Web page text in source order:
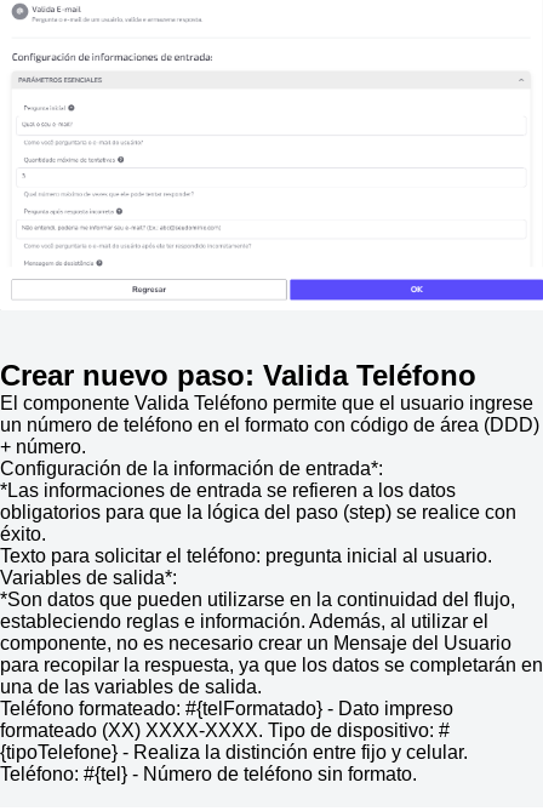
Crear nuevo paso: Valida Teléfono
El componente Valida Teléfono permite que el usuario ingrese
un número de teléfono en el formato con código de área (DDD)
+ número.
Configuración de la información de entrada*:
*Las informaciones de entrada se refieren a los datos
obligatorios para que la lógica del paso (step) se realice con
éxito.
Texto para solicitar el teléfono: pregunta inicial al usuario.
Variables de salida*:
*Son datos que pueden utilizarse en la continuidad del flujo,
estableciendo reglas e información. Además, al utilizar el
componente, no es necesario crear un Mensaje del Usuario
para recopilar la respuesta, ya que los datos se completarán en
una de las variables de salida.
Teléfono formateado: #{telFormatado} - Dato impreso
formateado (XX) XXXX-XXXX. Tipo de dispositivo: #
{tipoTelefone} - Realiza la distinción entre fijo y celular.
Teléfono: #{tel} - Número de teléfono sin formato.